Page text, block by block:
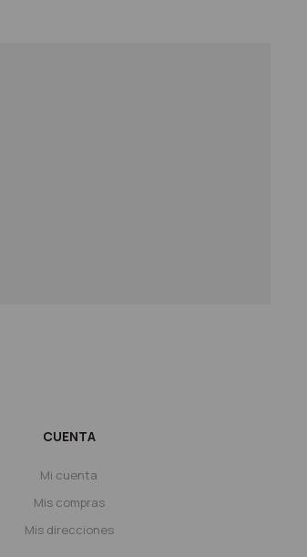
CUENTA
Mi cuenta
Mis compras
Mis direcciones